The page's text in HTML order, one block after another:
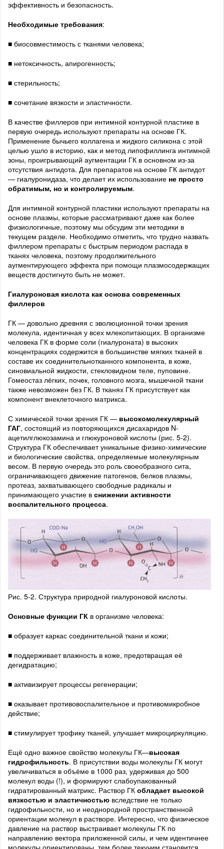
эффективность и безопасность.
Необходимые требования:
■ биосовместимость с тканями человека;
■ нетоксичность, апирогенность;
■ стерильность;
■ сочетание вязкости и эластичности.
В качестве филлеров при интимной контурной пластике в
первую очередь используют препараты на основе ГК.
Применение бычьего коллагена и жидкого силикона с этой
целью ушло в историю, как и метод липофиллинга интимной
зоны, проигрывающий аугментации ГК в основном из-за
отсутствия антидота. Для препаратов на основе ГК антидот
— гиалуронидаза, что делает их использование не просто
обратимым, но и контролируемым.
Для интимной контурной пластики используют препараты на
основе плазмы, которые рассматривают даже как более
физиологичные, поэтому мы обсудим эти методики в
текущем разделе. Необходимо отметить, что трудно назвать
филлером препараты с быстрым периодом распада в
тканях человека, поэтому продолжительного
аугментирующего эффекта при помощи плазмосодержащих
веществ достигнуто быть не может.
Гиалуроновая кислота как основа современных
филлеров
ГК — довольно древняя с эволюционной точки зрения
молекула, идентичная у всех млекопитающих. В организме
человека ГК в форме соли (гиалуроната) в высоких
концентрациях содержится в большинстве мягких тканей в
составе их соединительнотканного компонента, в коже,
синовиальной жидкости, стекловидном теле, пуповине.
Гомеостаз лёгких, почек, головного мозга, мышечной ткани
также невозможен без ГК. В тканях ГК присутствует как
компонент внеклеточного матрикса.
С химической точки зрения ГК — высокомолекулярный
ГАГ, состоящий из повторяющихся дисахаридов N-
ацетилглюкозамина и глюкуроновой кислоты (рис. 5-2).
Структура ГК обеспечивает уникальные физико-химические
и биологические свойства, определяемые молекулярным
весом. В первую очередь это роль своеобразного сита,
ограничивающего движение патогенов, белков плазмы,
протеаз, захватывающего свободные радикалы и
принимающего участие в снижении активности
воспалительного процесса.
Рис. 5-2. Структура природной гиалуроновой кислоты.
Основные функции ГК в организме человека:
■ образует каркас соединительной ткани и кожи;
■ поддерживает влажность в коже, предотвращая её
дегидратацию;
■ активизирует процессы регенерации;
■ оказывает противовоспалительное и противомикробное
действие;
■ стимулирует трофику тканей, улучшает микроциркуляцию.
Ещё одно важное свойство молекулы ГК—высокая
гидрофильность. В присутствии воды молекулы ГК могут
увеличиваться в объёме в 1000 раз, удерживая до 500
молекул воды (!), и формируют слабоупакованный
гидратированный матрикс. Раствор ГК обладает высокой
вязкостью и эластичностью вследствие не только
гидрофильности, но и неоднородной пространственной
ориентации молекул в растворе. Интересно, что физическое
давление на раствор выстраивает молекулы ГК по
направлению вектора приложенной силы, и чем идентичнее
молекулы ориентированы, тем более текучим становится